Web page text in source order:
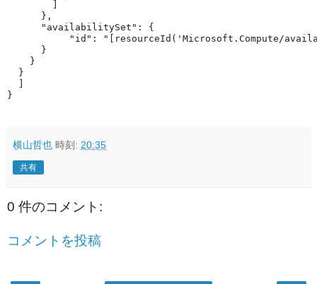
      },
      "availabilitySet": {
"id": "[resourceId('Microsoft.Compute/
      }
    }
  }
横山哲也 時刻: 20:35
共有
0 件のコメント:
コメントを投稿